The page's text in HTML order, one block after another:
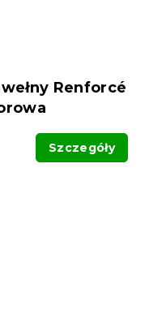
Renforcé
Szczegóły